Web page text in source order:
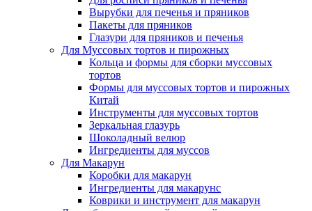
Вырубки для печенья и пряников
Пакеты для пряников
Глазури для пряников и печенья
Для Муссовых тортов и пирожных
Кольца и формы для сборки муссовых
тортов
Формы для муссовых тортов и пирожных
Китай
Инструменты для муссовых тортов
Зеркальная глазурь
Шоколадный велюр
Ингредиенты для муссов
Для Макарун
Коробки для макарун
Ингредиенты для макарунс
Коврики и инструмент для макарун